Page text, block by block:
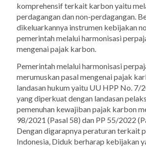
komprehensif terkait karbon yaitu
perdagangan dan non-perdagangan.
dikeluarkannya instrumen kebijakan
pemerintah melalui harmonisasi
mengenai pajak karbon.
Pemerintah melalui harmonisasi
merumuskan pasal mengenai pajak
landasan hukum yaitu UU HPP No. 7/
yang diperkuat dengan landasan
pemenuhan kewajiban pajak karbon
98/2021 (Pasal 58) dan PP 55/2022
Dengan digarapnya peraturan terkait
Indonesia, Diduk berharap kebijakan